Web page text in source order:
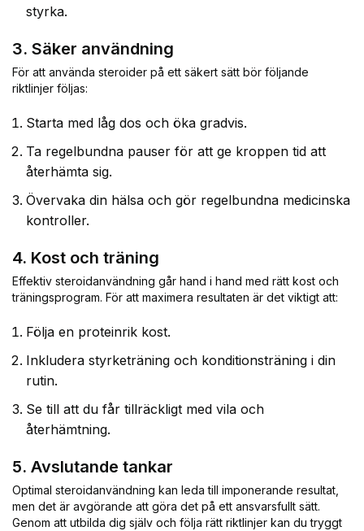
styrka.
3. Säker användning
För att använda steroider på ett säkert sätt bör följande
riktlinjer följas:
Starta med låg dos och öka gradvis.
Ta regelbundna pauser för att ge kroppen tid att
återhämta sig.
Övervaka din hälsa och gör regelbundna medicinska
kontroller.
4. Kost och träning
Effektiv steroidanvändning går hand i hand med rätt kost och
träningsprogram. För att maximera resultaten är det viktigt att:
Följa en proteinrik kost.
Inkludera styrketräning och konditionsträning i din
rutin.
Se till att du får tillräckligt med vila och
återhämtning.
5. Avslutande tankar
Optimal steroidanvändning kan leda till imponerande resultat,
men det är avgörande att göra det på ett ansvarsfullt sätt.
Genom att utbilda dig själv och följa rätt riktlinjer kan du tryggt